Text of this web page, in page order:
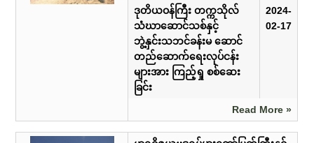
ဒုတိယဝန်ကြီး တက္ကသိုလ်
သံဃာဆောင်သစ်နှင့်
ဘွဲ့နှင်းသဘင်ခန်းမ ဆောင်
တည်ဆောက်ရေးလုပ်ငန်း
များအား ကြည့်ရှု စစ်ဆေး
ခြင်း
2024-
02-17
Read More »